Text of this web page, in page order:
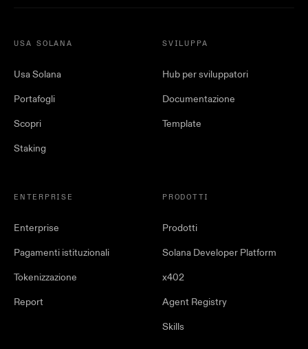
USA SOLANA
Usa Solana
Portafogli
Scopri
Staking
SVILUPPA
Hub per sviluppatori
Documentazione
Template
ENTERPRISE
Enterprise
Pagamenti istituzionali
Tokenizzazione
Report
PRODOTTI
Prodotti
Solana Developer Platform
x402
Agent Registry
Skills